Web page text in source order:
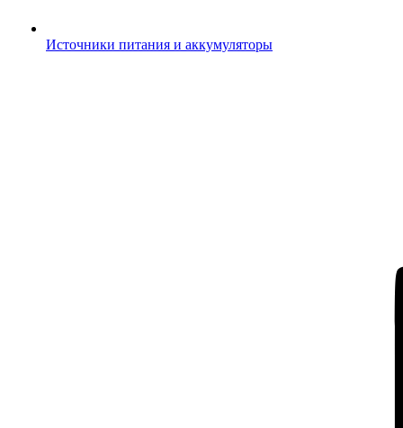
Источники питания и аккумуляторы